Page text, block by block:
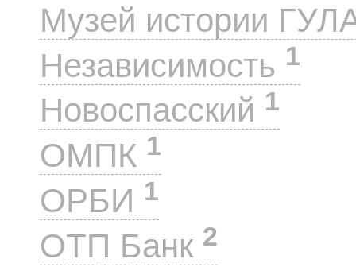
Музей истории
Независимость 1
Новоспасский 1
ОМПК 1
ОРБИ 1
ОТП Банк 2